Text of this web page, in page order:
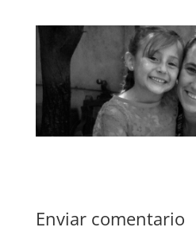
Enviar comentario